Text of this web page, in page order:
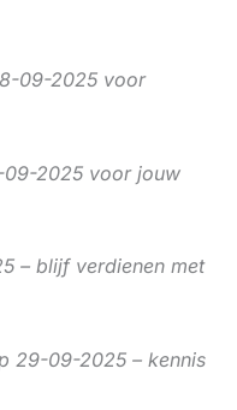
09-2025 voor
2025 voor jouw
– blijf verdienen met
29-09-2025 – kennis